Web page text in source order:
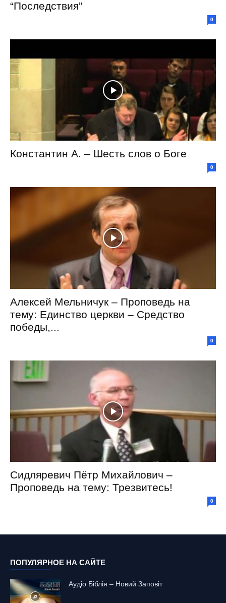
“Последствия”
0
Константин А. – Шесть слов о Боге
0
Алексей Мельничук – Проповедь на
тему: Единство церкви – Средство
победы,...
0
Сидляревич Пётр Михайлович –
Проповедь на тему: Трезвитесь!
0
ПОПУЛЯРНОЕ НА САЙТЕ
Аудіо Біблія – Новий Заповіт